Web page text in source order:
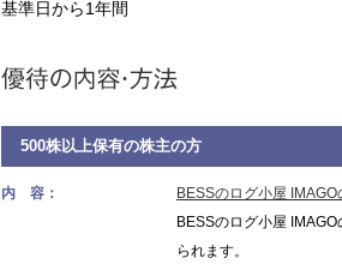
基準日から1年間
500株以上保有の株主の方
内 容：
BESSのログ小屋
BESSのログ小屋
られます。